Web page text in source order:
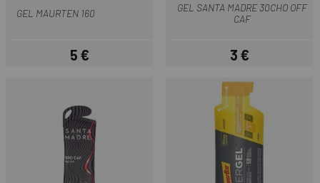
GEL MAURTEN 160
Preis
5 €
GEL SANTA MADRE 30CHO OFF
CAF
Preis
3 €